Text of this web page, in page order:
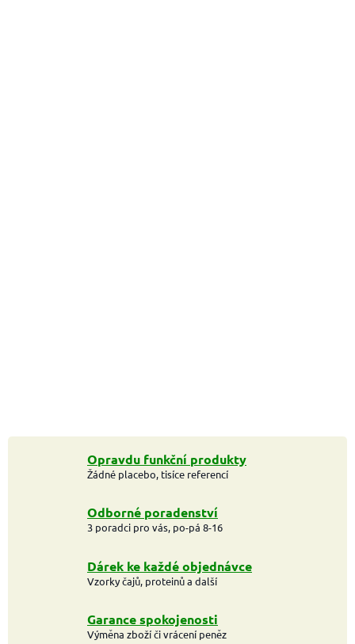
Opravdu funkční produkty
Žádné placebo, tisíce referencí
Odborné poradenství
3 poradci pro vás, po-pá 8-16
Dárek ke každé objednávce
Vzorky čajů, proteinů a další
Garance spokojenosti
Výměna zboží či vrácení peněz